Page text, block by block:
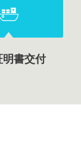
明書交付